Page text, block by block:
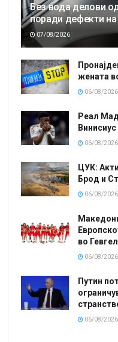
Без вода делови
поради дефекти
07/08/2026
жената
06/08/2026
Реал
06/08/2026
ЦУК:
Брод и
06/08/2026
во
06/08/2026
Путин
06/08/2026